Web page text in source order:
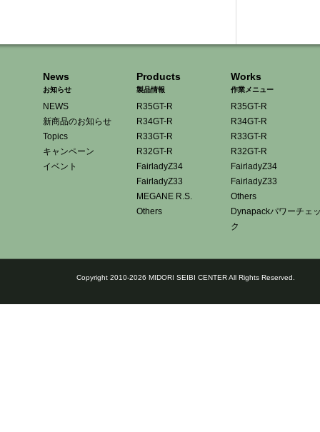
News
お知らせ
NEWS
新商品のお知らせ
Topics
キャンペーン
イベント
Products
製品情報
R35GT-R
R34GT-R
R33GT-R
R32GT-R
FairladyZ34
FairladyZ33
MEGANE R.S.
Others
Works
作業メニュー
R35GT-R
R34GT-R
R33GT-R
R32GT-R
FairladyZ34
FairladyZ33
Others
Dynapackパワーチェ
ク
Copyright 2010-2026 MIDORI SEIBI CENTER All Rights Reserved.